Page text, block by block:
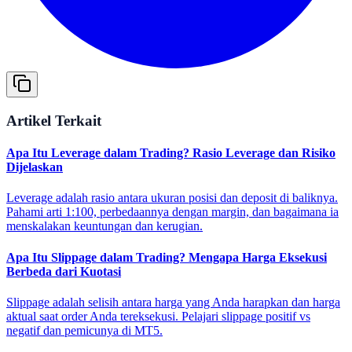
Artikel Terkait
Apa Itu Leverage dalam Trading? Rasio Leverage dan Risiko
Dijelaskan
Leverage adalah rasio antara ukuran posisi dan deposit di baliknya.
Pahami arti 1:100, perbedaannya dengan margin, dan bagaimana ia
menskalakan keuntungan dan kerugian.
Apa Itu Slippage dalam Trading? Mengapa Harga Eksekusi
Berbeda dari Kuotasi
Slippage adalah selisih antara harga yang Anda harapkan dan harga
aktual saat order Anda tereksekusi. Pelajari slippage positif vs
negatif dan pemicunya di MT5.